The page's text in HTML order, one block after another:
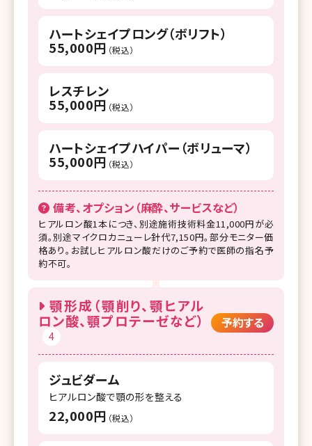
ハートシェイプロング（ボリフト）
55,000円 （税込）
レスチレン
55,000円 （税込）
ハートシェイプハイパー（ボリューマ）
55,000円 （税込）
備考、オプション（麻酔、サービスなど）
ヒアルロン酸1本につき、別途施術技術料金11,000円が必
須。別途マイクロカニューレ針代7,150円。部分モニター価
格あり。お試しヒアルロン酸だけのご予約で医師の指名予
約不可。
顎形成（顎削り、顎ヒアル
ロン酸、顎プロテーゼなど）
4
予約する
ジュビダーム
ヒアルロン酸で顎の形を整える
22,000円 （税込）